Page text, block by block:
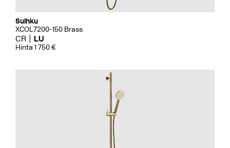
Suihku
XCOL7200-150 Brass
CR LU
Hinta 1 750 €